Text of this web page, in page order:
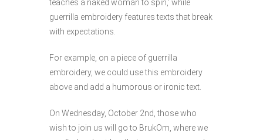
teaches a naked woman to spin,’ while
guerrilla embroidery features texts that break
with expectations.
For example, on a piece of guerrilla
embroidery, we could use this embroidery
above and add a humorous or ironic text.
On Wednesday, October 2nd, those who
wish to join us will go to BrukOm, where we